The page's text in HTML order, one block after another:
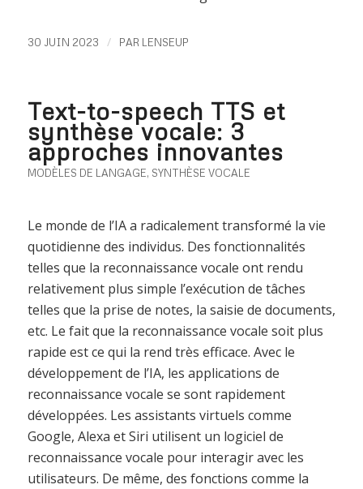
30 JUIN 2023 / PAR LENSEUP
Text-to-speech TTS et
synthèse vocale: 3
approches innovantes
MODÈLES DE LANGAGE, SYNTHÈSE VOCALE
Le monde de l’IA a radicalement transformé la vie
quotidienne des individus. Des fonctionnalités
telles que la reconnaissance vocale ont rendu
relativement plus simple l’exécution de tâches
telles que la prise de notes, la saisie de documents,
etc. Le fait que la reconnaissance vocale soit plus
rapide est ce qui la rend très efficace. Avec le
développement de l’IA, les applications de
reconnaissance vocale se sont rapidement
développées. Les assistants virtuels comme
Google, Alexa et Siri utilisent un logiciel de
reconnaissance vocale pour interagir avec les
utilisateurs. De même, des fonctions comme la